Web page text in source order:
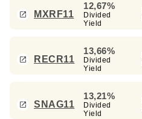
MXRF11
12,67%
Divided
Yield
RECR11
13,66%
Divided
Yield
SNAG11
13,21%
Divided
Yield